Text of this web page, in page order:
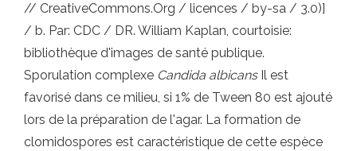
// CreativeCommons.Org / licences / by-sa / 3.0)]
/ b. Par: CDC / DR. William Kaplan, courtoisie:
bibliothèque d'images de santé publique.
Sporulation complexe Candida albicansIl est
favorisé dans ce milieu, si 1% de Tween 80 est ajouté
lors de la préparation de l'agar. La formation de
clomidospores est caractéristique de cette espèce